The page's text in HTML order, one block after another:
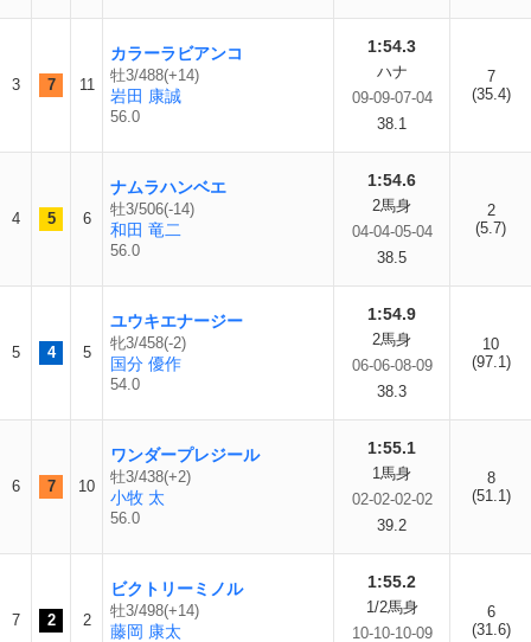
3 7 11
カラーラビアンコ
牡3/488(+14)
岩田 康誠
56.0
1:54.3
ハナ
09-09-07-04
38.1
7
(35.4)
4 5 6
ナムラハンベエ
牡3/506(-14)
和田 竜二
56.0
1:54.6
2馬身
04-04-05-04
38.5
2
(5.7)
5 4 5
ユウキエナージー
牝3/458(-2)
国分 優作
54.0
1:54.9
2馬身
06-06-08-09
38.3
10
(97.1)
6 7 10
ワンダープレジール
牡3/438(+2)
小牧 太
56.0
1:55.1
1馬身
02-02-02-02
39.2
8
(51.1)
7 2 2
ビクトリーミノル
牡3/498(+14)
藤岡 康太
1:55.2
1/2馬身
10-10-10-09
6
(31.6)